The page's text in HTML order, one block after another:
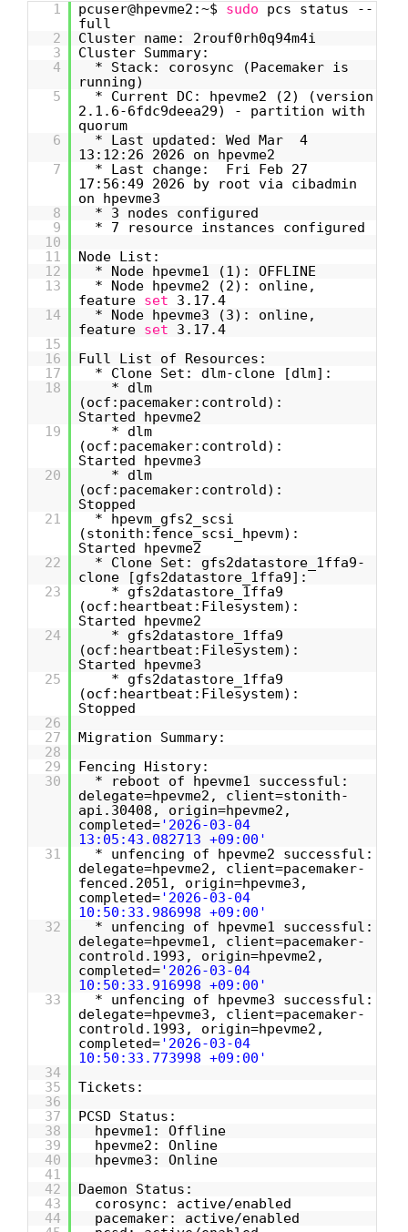
1 pcuser@hpevme2:~$ sudo
pcs status --
full
2
Cluster name: 2rouf0rh0q94m4i
3
Cluster Summary:
4
* Stack: corosync (Pacemaker is
running)
5
* Current DC: hpevme2 (2) (version
2.1.6-6fdc9deea29) - partition with
quorum
6
* Last updated: Wed Mar 4
13:12:26 2026 on hpevme2
7
* Last change: Fri Feb 27
17:56:49 2026 by root via cibadmin
on hpevme3
8
* 3 nodes configured
9
* 7 resource instances configured
10
11
Node List:
12
* Node hpevme1 (1): OFFLINE
13
* Node hpevme2 (2): online,
feature set
3.17.4
14
* Node hpevme3 (3): online,
feature set
3.17.4
15
16
Full List of Resources:
17
* Clone Set: dlm-clone [dlm]:
18
* dlm
(ocf:pacemaker:controld):
Started hpevme2
19
* dlm
(ocf:pacemaker:controld):
Started hpevme3
20
* dlm
(ocf:pacemaker:controld):
Stopped
21
* hpevm_gfs2_scsi
(stonith:fence_scsi_hpevm):
Started hpevme2
22
* Clone Set: gfs2datastore_1ffa9-
clone [gfs2datastore_1ffa9]:
23
* gfs2datastore_1ffa9
(ocf:heartbeat:Filesystem):
Started hpevme2
24
* gfs2datastore_1ffa9
(ocf:heartbeat:Filesystem):
Started hpevme3
25
* gfs2datastore_1ffa9
(ocf:heartbeat:Filesystem):
Stopped
26
27
Migration Summary:
28
29
Fencing History:
30
* reboot of hpevme1 successful:
delegate=hpevme2, client=stonith-
api.30408, origin=hpevme2,
completed='2026-03-04
13:05:43.082713 +09:00'
31
* unfencing of hpevme2 successful:
delegate=hpevme2, client=pacemaker-
fenced.2051, origin=hpevme3,
completed='2026-03-04
10:50:33.986998 +09:00'
32
* unfencing of hpevme1 successful:
delegate=hpevme1, client=pacemaker-
controld.1993, origin=hpevme2,
completed='2026-03-04
10:50:33.916998 +09:00'
33
* unfencing of hpevme3 successful:
delegate=hpevme3, client=pacemaker-
controld.1993, origin=hpevme2,
completed='2026-03-04
10:50:33.773998 +09:00'
34
35
Tickets:
36
37
PCSD Status:
38
hpevme1: Offline
39
hpevme2: Online
40
hpevme3: Online
41
42
Daemon Status:
43
corosync: active/enabled
44
pacemaker: active/enabled